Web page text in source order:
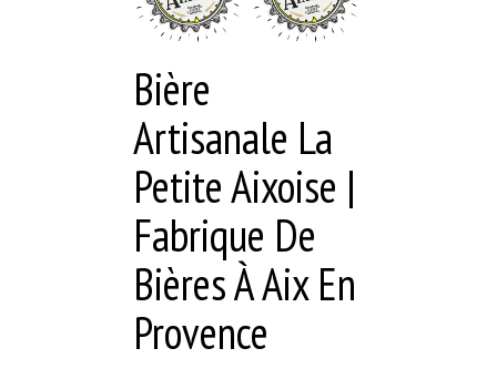
Bière
Artisanale La
Petite Aixoise |
Fabrique De
Bières À Aix En
Provence